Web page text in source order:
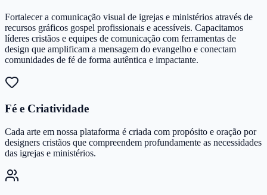
Fortalecer a comunicação visual de igrejas e ministérios através de
recursos gráficos gospel profissionais e acessíveis. Capacitamos
líderes cristãos e equipes de comunicação com ferramentas de
design que amplificam a mensagem do evangelho e conectam
comunidades de fé de forma autêntica e impactante.
Fé e Criatividade
Cada arte em nossa plataforma é criada com propósito e oração por
designers cristãos que compreendem profundamente as necessidades
das igrejas e ministérios.